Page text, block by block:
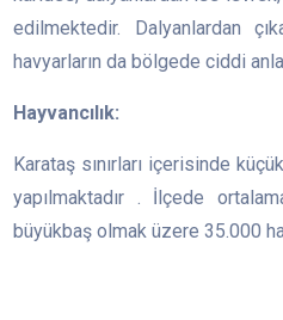
edilmektedir. Dalyanlardan
havyarların da bölgede ciddi
Hayvancılık:
Karataş sınırları içerisinde
yapılmaktadır . İlçede
büyükbaş olmak üzere 35.000